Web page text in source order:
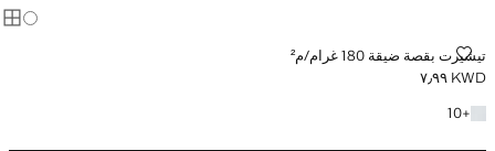
تيشيرت بقصة ضيقة 180 غرام/م²
تيشيرت بقصة ضيقة 180 غرام/م²
السعر الحالي [KWD ٧٫٩٩ ]
KWD ٧٫٩٩
+
10+10 المزيد من الألوان